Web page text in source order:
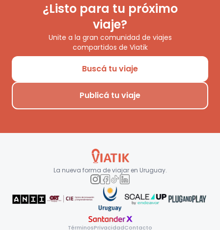
¿Listo para tu próximo
viaje?
Unite a la gran comunidad de viajes
compartidos de Viatik
Buscá tu viaje
Publicá tu viaje
La nueva forma de viajar en Uruguay.
TérminosPrivacidadContacto